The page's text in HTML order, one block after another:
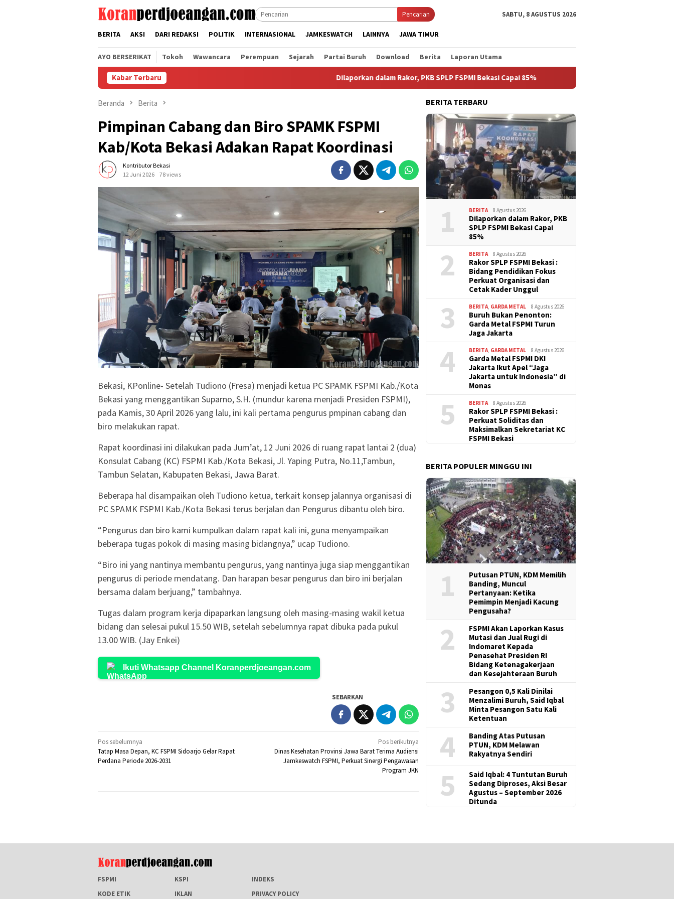
Pencarian SABTU, 8 AGUSTUS 2026
BERITA AKSI DARI REDAKSI POLITIK INTERNASIONAL JAMKESWATCH LAINNYA JAWA TIMUR
AYO BERSERIKAT Tokoh Wawancara Perempuan Sejarah Partai Buruh Download Berita Laporan Utama
Kabar Terbaru Dilaporkan dalam Rakor, PKB SPLP FSPMI Bekasi Capai 85%
Beranda Berita
Pimpinan Cabang dan Biro SPAMK FSPMI
Kab/Kota Bekasi Adakan Rapat Koordinasi
Kontributor Bekasi
12 Juni 2026
78 views
Bekasi, KPonline- Setelah Tudiono (Fresa) menjadi ketua PC SPAMK FSPMI Kab./Kota
Bekasi yang menggantikan Suparno, S.H. (mundur karena menjadi Presiden FSPMI),
pada Kamis, 30 April 2026 yang lalu, ini kali pertama pengurus pmpinan cabang dan
biro melakukan rapat.
Rapat koordinasi ini dilakukan pada Jum’at, 12 Juni 2026 di ruang rapat lantai 2 (dua)
Konsulat Cabang (KC) FSPMI Kab./Kota Bekasi, Jl. Yaping Putra, No.11,Tambun,
Tambun Selatan, Kabupaten Bekasi, Jawa Barat.
Beberapa hal disampaikan oleh Tudiono ketua, terkait konsep jalannya organisasi di
PC SPAMK FSPMI Kab./Kota Bekasi terus berjalan dan Pengurus dibantu oleh biro.
“Pengurus dan biro kami kumpulkan dalam rapat kali ini, guna menyampaikan
beberapa tugas pokok di masing masing bidangnya,” ucap Tudiono.
“Biro ini yang nantinya membantu pengurus, yang nantinya juga siap menggantikan
pengurus di periode mendatang. Dan harapan besar pengurus dan biro ini berjalan
bersama dalam berjuang,” tambahnya.
Tugas dalam program kerja dipaparkan langsung oleh masing-masing wakil ketua
bidang dan selesai pukul 15.50 WIB, setelah sebelumnya rapat dibuka pada pukul
13.00 WIB. (Jay Enkei)
Ikuti Whatsapp Channel Koranperdjoeangan.com
SEBARKAN
Navigasi
pos
Pos sebelumnya
Tatap Masa Depan, KC FSPMI Sidoarjo Gelar Rapat
Perdana Periode 2026-2031
Pos berikutnya
Dinas Kesehatan Provinsi Jawa Barat Terima Audiensi
Jamkeswatch FSPMI, Perkuat Sinergi Pengawasan
Program JKN
BERITA TERBARU
1 BERITA 8 Agustus 2026
Dilaporkan dalam Rakor, PKB
SPLP FSPMI Bekasi Capai
85%
2 BERITA 8 Agustus 2026
Rakor SPLP FSPMI Bekasi :
Bidang Pendidikan Fokus
Perkuat Organisasi dan
Cetak Kader Unggul
3 BERITA GARDA METAL 8 Agustus 2026
Buruh Bukan Penonton:
Garda Metal FSPMI Turun
Jaga Jakarta
4 BERITA GARDA METAL 8 Agustus 2026
Garda Metal FSPMI DKI
Jakarta Ikut Apel “Jaga
Jakarta untuk Indonesia” di
Monas
5 BERITA 8 Agustus 2026
Rakor SPLP FSPMI Bekasi :
Perkuat Soliditas dan
Maksimalkan Sekretariat KC
FSPMI Bekasi
BERITA POPULER MINGGU INI
1
Putusan PTUN, KDM Memilih
Banding, Muncul
Pertanyaan: Ketika
Pemimpin Menjadi Kacung
Pengusaha?
2
FSPMI Akan Laporkan Kasus
Mutasi dan Jual Rugi di
Indomaret Kepada
Penasehat Presiden RI
Bidang Ketenagakerjaan
dan Kesejahteraan Buruh
3
Pesangon 0,5 Kali Dinilai
Menzalimi Buruh, Said Iqbal
Minta Pesangon Satu Kali
Ketentuan
4
Banding Atas Putusan
PTUN, KDM Melawan
Rakyatnya Sendiri
5
Said Iqbal: 4 Tuntutan Buruh
Sedang Diproses, Aksi Besar
Agustus – September 2026
Ditunda
FSPMI KSPI
INDEKS
KODE ETIK
IKLAN PRIVACY POLICY